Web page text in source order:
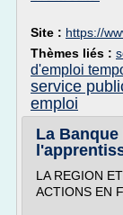
Site : https://
Thèmes liés :
d'emploi
service
emploi
La
LA REGION
ACTIONS EN